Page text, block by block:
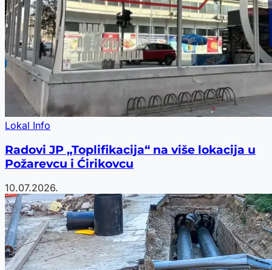
Lokal Info
Radovi JP „Toplifikacija“ na više lokacija u
Požarevcu i Ćirikovcu
10.07.2026.